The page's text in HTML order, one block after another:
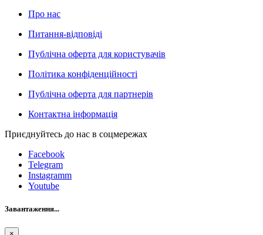
Про нас
Питання-відповіді
Публічна оферта для користувачів
Політика конфіденційності
Публічна оферта для партнерів
Контактна інформація
Приєднуйтесь до нас в соцмережах
Facebook
Telegram
Instagramm
Youtube
Завантаження...
×